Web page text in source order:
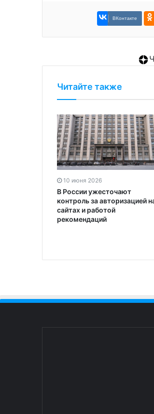
ВКонтакте
Читайте также
10 июня 2026
В России ужесточают
контроль за авторизацией
сайтах и работой
рекомендаций